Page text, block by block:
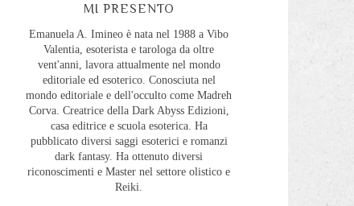
MI PRESENTO
Emanuela A. Imineo è nata nel 1988 a Vibo
Valentia, esoterista e tarologa da oltre
vent'anni, lavora attualmente nel mondo
editoriale ed esoterico. Conosciuta nel
mondo editoriale e dell'occulto come Madreh
Corva. Creatrice della Dark Abyss Edizioni,
casa editrice e scuola esoterica. Ha
pubblicato diversi saggi esoterici e romanzi
dark fantasy. Ha ottenuto diversi
riconoscimenti e Master nel settore olistico e
Reiki.